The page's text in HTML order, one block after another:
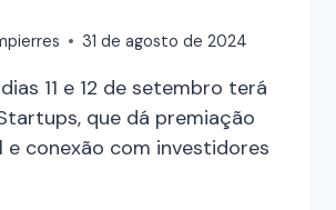
31 de agosto de 2024
11 e 12 de setembro terá
que dá premiação
e conexão com investidores